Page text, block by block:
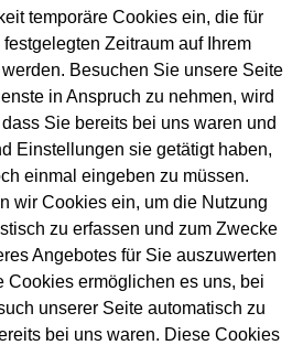
temporäre Cookies ein, die für
Zeitraum auf Ihrem
Besuchen Sie unsere Seite
in Anspruch zu nehmen, wird
Sie bereits bei uns waren und
Einstellungen sie getätigt haben,
einmal eingeben zu müssen.
wir Cookies ein, um die Nutzung
zu erfassen und zum Zwecke
Angebotes für Sie auszuwerten
Cookies ermöglichen es uns, bei
unserer Seite automatisch zu
bei uns waren. Diese Cookies